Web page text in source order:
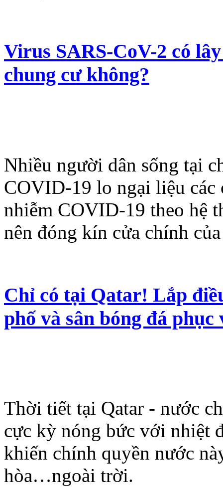
Virus SARS-CoV-2 có
chung cư không?
Nhiều người dân sống tại
COVID-19 lo ngại liệu các
nhiễm COVID-19 theo hệ
nên đóng kín cửa chính
Chỉ có tại Qatar! Lắp
phố và sân bóng đá
Thời tiết tại Qatar - nước
cực kỳ nóng bức với nhiệt
khiến chính quyền nước
hòa…ngoài trời.